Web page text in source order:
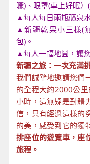
曬)、眼罩(車上好眠
▲每人每日兩瓶礦泉
▲新疆乾果小三樣(
包)。
▲每人一幅地圖，讓
新疆之旅：一次充滿
我們誠摯地邀請您們
的全程大約2000公
小時，這無疑是對體
信，只有經過這樣的
的美，感受到它的獨
排座位的遊覽車，座
旅程。